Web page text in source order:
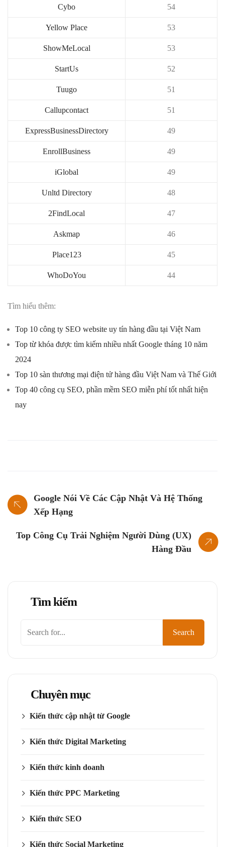
Cybo 54
Yellow Place 53
ShowMeLocal 53
StartUs 52
Tuugo 51
Callupcontact 51
ExpressBusinessDirectory 49
EnrollBusiness 49
iGlobal 49
Unltd Directory 48
2FindLocal 47
Askmap 46
Place123 45
WhoDoYou 44
Tìm hiểu thêm:
Top 10 công ty SEO website uy tín hàng đầu tại Việt Nam
Top từ khóa được tìm kiếm nhiều nhất Google tháng 10 năm
2024
Top 10 sàn thương mại điện tử hàng đầu Việt Nam và Thế Giới
Top 40 công cụ SEO, phần mềm SEO miễn phí tốt nhất hiện
nay
Google Nói Về Các Cập Nhật Và Hệ Thống
Xếp Hạng
Top Công Cụ Trải Nghiệm Người Dùng (UX)
Hàng Đầu
Tìm kiếm
Search
Chuyên mục
Kiến thức cập nhật từ Google
Kiến thức Digital Marketing
Kiến thức kinh doanh
Kiến thức PPC Marketing
Kiến thức SEO
Kiến thức Social Marketing